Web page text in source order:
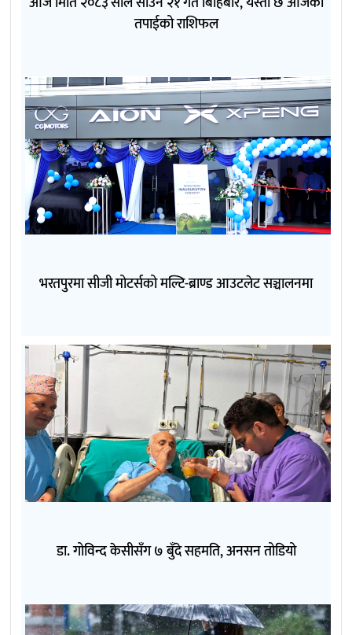
तपाईको राशिफल
भरतपुरमा सीजी मोटर्सको मल्टि-ब्राण्ड आउटलेट सञ्चालनमा
डा. गोविन्द केसीसँग ७ बुँदे सहमति, अनसन तोडियो